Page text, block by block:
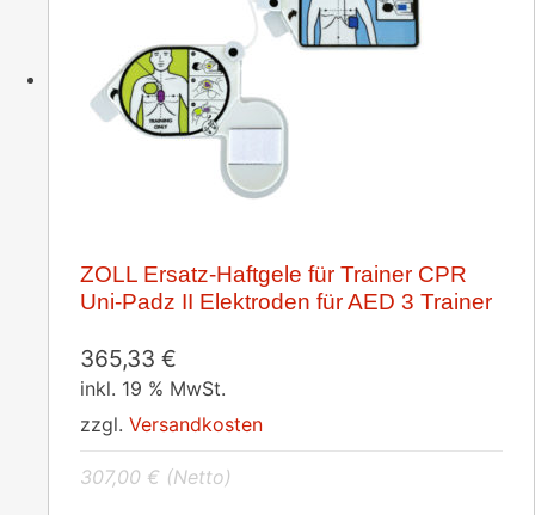
ZOLL Ersatz-Haftgele für Trainer CPR
Uni-Padz II Elektroden für AED 3 Trainer
365,33 €
inkl. 19 % MwSt.
zzgl. Versandkosten
307,00 € (Netto)